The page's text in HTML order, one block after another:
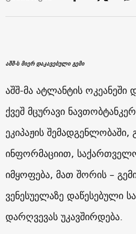
აშშ-ს მიერ დაკავებული გემი
აშშ-მა ატლანტის
ქვეშ მცურავი
ეკიპაჟის
ინფორმაციით,
იმყოფება, მათ შორის –
ვენესუელაზე დაწესებული
დარღვევას უკავშირდება.